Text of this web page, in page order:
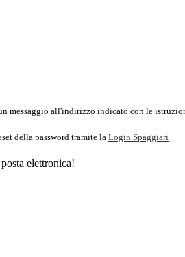
messaggio all'indirizzo indicato con le
della password tramite la Login Spaggiari
elettronica!